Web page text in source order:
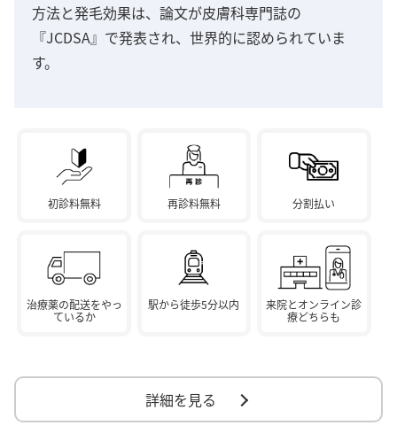
方法と発毛効果は、論文が皮膚科専門誌の
『JCDSA』で発表され、世界的に認められていま
す。
初診料無料 再診料無料 分割払い
治療薬の配送をやっ
ているか
駅から徒歩5分以内
来院とオンライン診
療どちらも
詳細を見る